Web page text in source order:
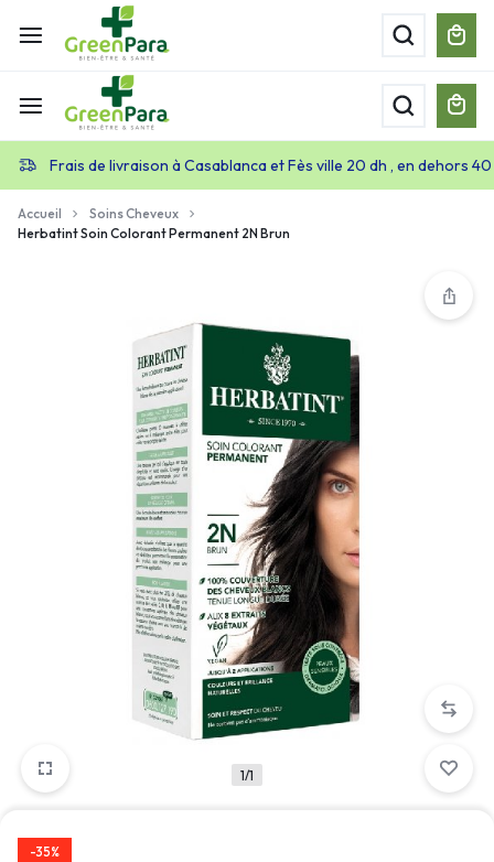
Frais de livraison à Casablanca et Fès ville 20 dh , en dehors
Accueil
Soins Cheveux
Herbatint Soin Colorant Permanent 2N Brun
1/1
-35%